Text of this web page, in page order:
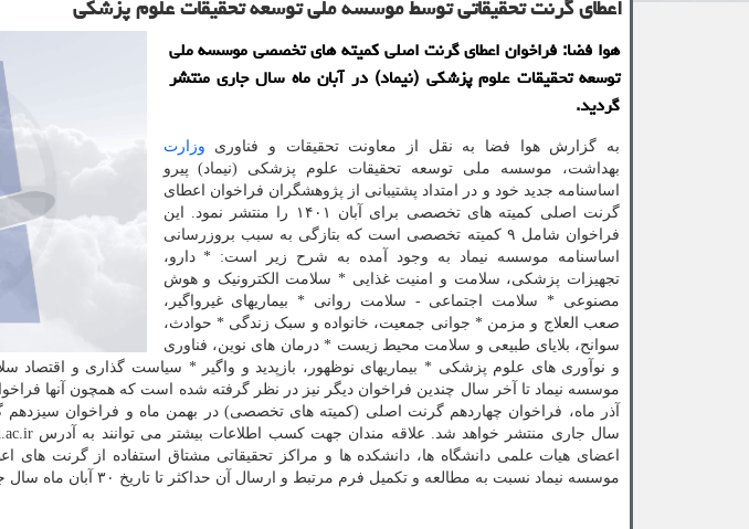
اعطای گرنت تحقیقاتی توسط موسسه ملی توسعه تحقیقات علوم پزشکی
هوا فضا: فراخوان اعطای گرنت اصلی کمیته های تخصصی موسسه ملی
توسعه تحقیقات علوم پزشکی (نیماد) در آبان ماه سال جاری منتشر
گردید.
به گزارش هوا فضا به نقل از معاونت تحقیقات و فناوری وزارت
بهداشت، موسسه ملی توسعه تحقیقات علوم پزشکی (نیماد) پیرو
اساسنامه جدید خود و در امتداد پشتیبانی از پژوهشگران فراخوان اعطای
گرنت اصلی کمیته های تخصصی برای آبان ۱۴۰۱ را منتشر نمود. این
فراخوان شامل ۹ کمیته تخصصی است که بتازگی به سبب بروزرسانی
اساسنامه موسسه نیماد به وجود آمده به شرح زیر است: * دارو،
تجهیزات پزشکی، سلامت و امنیت غذایی * سلامت الکترونیک و هوش
مصنوعی * سلامت اجتماعی - سلامت روانی * بیماریهای غیرواگیر،
صعب العلاج و مزمن * جوانی جمعیت، خانواده و سبک زندگی * حوادث،
سوانح، بلایای طبیعی و سلامت محیط زیست * درمان های نوین، فناوری
و نوآوری های علوم پزشکی * بیماریهای نوظهور، بازپدید و واگیر * سیاست گذاری و اقتصاد
موسسه نیماد تا آخر سال چندین فراخوان دیگر نیز در نظر گرفته شده است که همچون آنها
آذر ماه، فراخوان چهاردهم گرنت اصلی (کمیته های تخصصی) در بهمن ماه و فراخوان
اعضای هیات علمی دانشگاه ها، دانشکده ها و مراکز تحقیقاتی مشتاق استفاده از گرنت
موسسه نیماد نسبت به مطالعه و تکمیل فرم مرتبط و ارسال آن حداکثر تا تاریخ ۳۰ آبان ماه سال جاری اقدام نمایند.